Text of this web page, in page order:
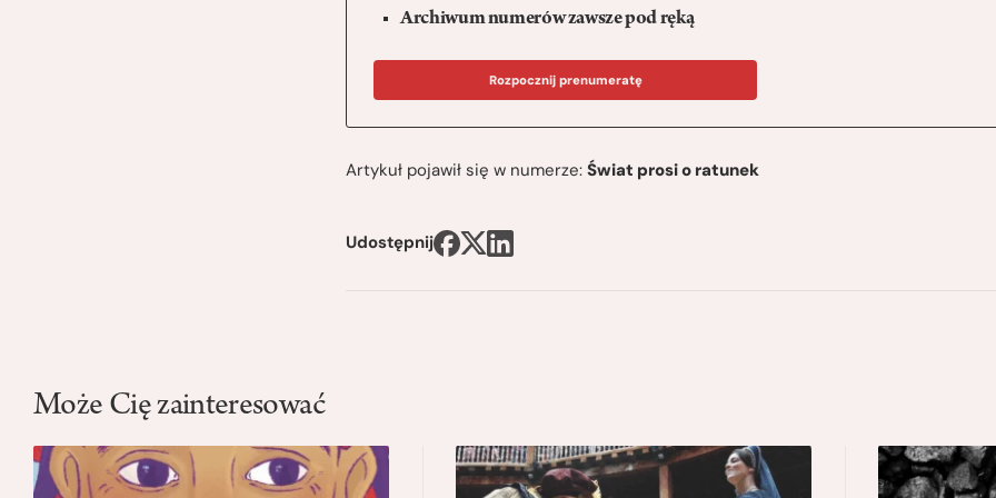
Archiwum numerów zawsze pod ręką
Rozpocznij prenumeratę
Artykuł pojawił się w numerze:Świat prosi o ratunek
Udostępnij
Może Cię zainteresować